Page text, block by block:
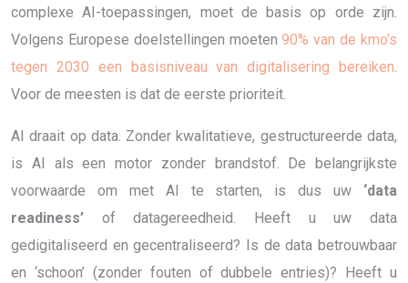
complexe AI-toepassingen, moet de basis op orde zijn.
Volgens Europese doelstellingen moeten90% van de kmo’s
tegen 2030 een basisniveau van digitalisering bereiken.
Voor de meesten is dat de eerste prioriteit.
AI draait op data. Zonder kwalitatieve, gestructureerde data,
is AI als een motor zonder brandstof. De belangrijkste
voorwaarde om met AI te starten, is dus uw ‘data
readiness’ of datagereedheid. Heeft u uw data
gedigitaliseerd en gecentraliseerd? Is de data betrouwbaar
en ‘schoon’ (zonder fouten of dubbele entries)? Heeft u